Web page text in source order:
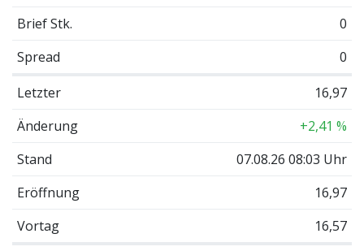
Brief Stk.
0
Spread
0
Letzter
16,97
Änderung
+2,41 %
Stand
07.08.26 08:03 Uhr
Eröffnung
16,97
Vortag
16,57